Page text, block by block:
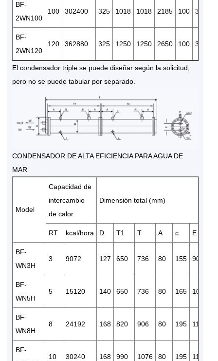
BF-
2WN100
100 302400 325 1018 1018 2185 100 375
BF-
2WN120
120 362880 325 1250 1250 2650 100 375
El condensador triple se puede diseñar según la solicitud,
pero no se puede tabular por separado.
CONDENSADOR DE ALTA EFICIENCIA PARA AGUA DE
MAR
Model
Capacidad de
intercambio
de calor
Dimensión total (mm)
RT kcal/hora D T1 T A c E
BF-
WN3H
3 9072 127 650 736 80 155 90
BF-
WN5H
5 15120 140 650 736 80 165 100
BF-
WN8H
8 24192 168 820 906 80 195 110
BF-
10 30240 168 990 1076 80 195 110